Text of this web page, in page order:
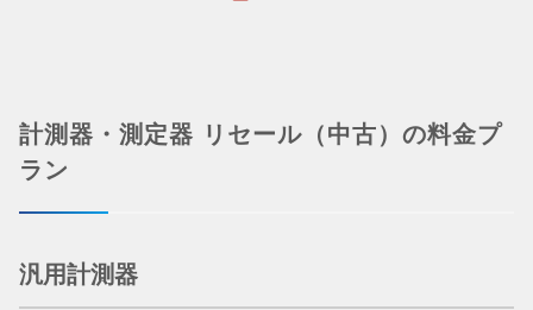
計測器・測定器 リセール（中古）の料金プ
ラン
汎用計測器